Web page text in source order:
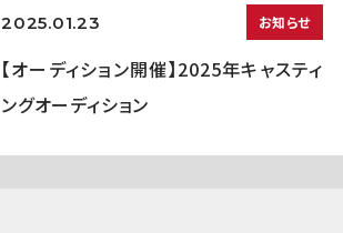
2025.01.23 お知らせ
【オーディション開催】2025年キャスティ
ングオーディション